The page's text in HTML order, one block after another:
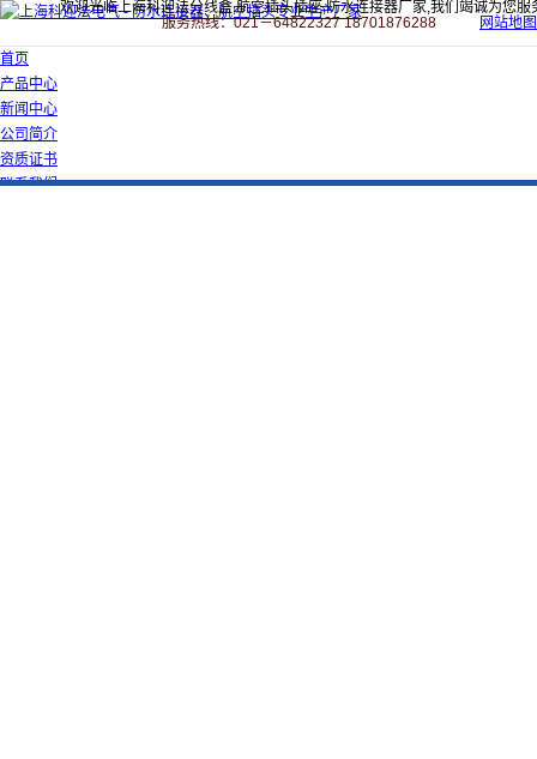
欢迎光临上海科迎法分线盒,航空插头插座,防水连接器厂家,我们竭诚为您服
服务热线：021－64822327 18701876288
网站地图
首页
产品中心
新闻中心
公司简介
资质证书
联系我们